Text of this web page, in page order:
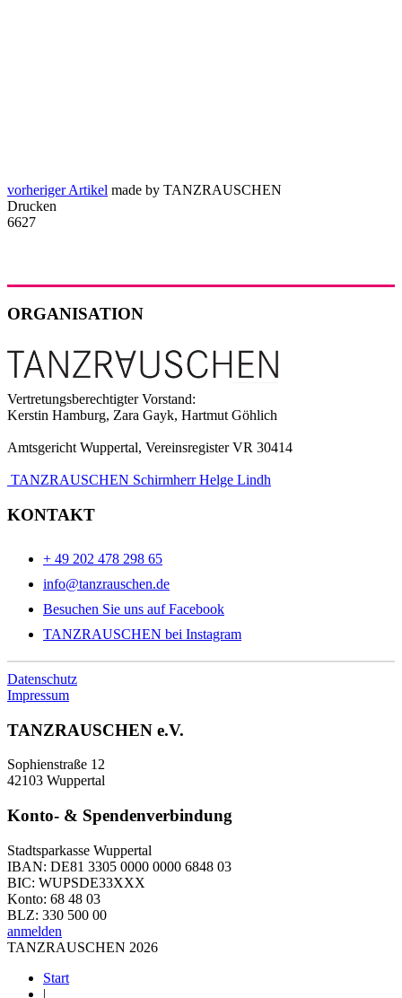
vorheriger Artikel made by TANZRAUSCHEN
Drucken
6627
ORGANISATION
Vertretungsberechtigter Vorstand:
Kerstin Hamburg, Zara Gayk, Hartmut Göhlich
Amtsgericht Wuppertal, Vereinsregister VR 30414
TANZRAUSCHEN Schirmherr Helge Lindh
KONTAKT
+ 49 202 478 298 65
info@tanzrauschen.de
Besuchen Sie uns auf Facebook
TANZRAUSCHEN bei Instagram
Datenschutz
Impressum
TANZRAUSCHEN e.V.
Sophienstraße 12
42103 Wuppertal
Konto- & Spendenverbindung
Stadtsparkasse Wuppertal
IBAN: DE81 3305 0000 0000 6848 03
BIC: WUPSDE33XXX
Konto: 68 48 03
BLZ: 330 500 00
anmelden
TANZRAUSCHEN 2026
Start
|